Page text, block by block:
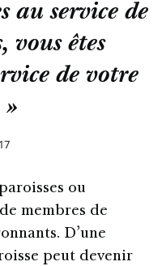
au service de
vous êtes
de votre
ou
membres de
D’une
peut devenir